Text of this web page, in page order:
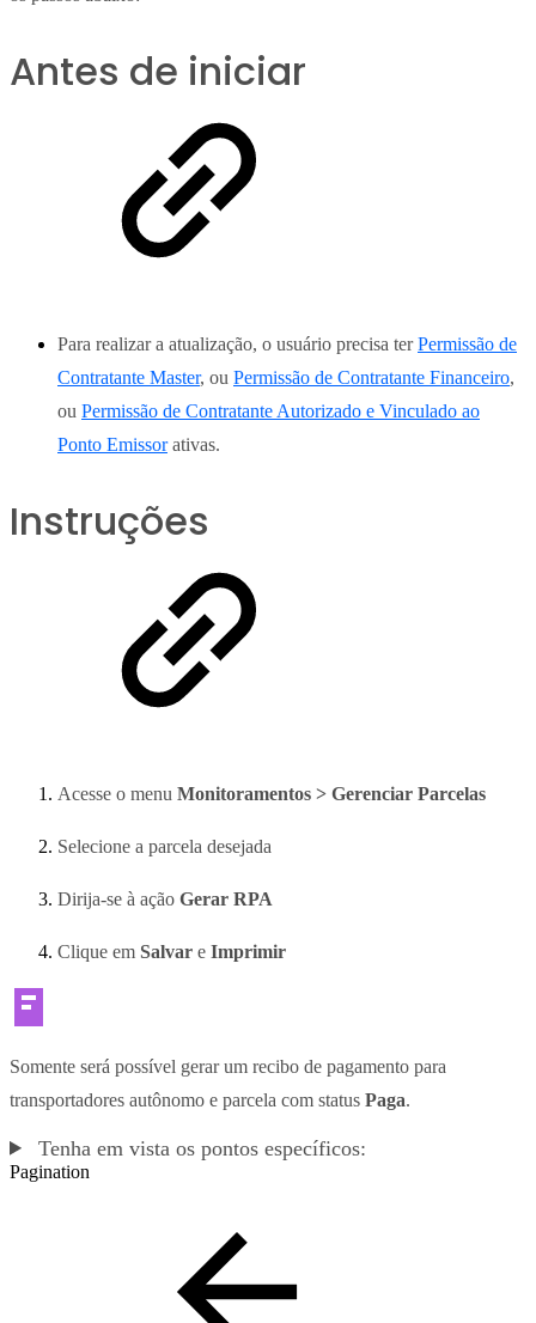
Antes de iniciar
Para realizar a atualização, o usuário precisa terPermissão de
Contratante Master, ou Permissão de Contratante Financeiro,
ou Permissão de Contratante Autorizado e Vinculado ao
Ponto Emissorativas.
Instruções
Acesse o menu Monitoramentos > Gerenciar Parcelas
Selecione a parcela desejada
Dirija-se à ação Gerar RPA
Clique em Salvar e Imprimir
Somente será possível gerar um recibo de pagamento para
transportadores autônomo e parcela com status Paga.
Tenha em vista os pontos específicos:
Pagination